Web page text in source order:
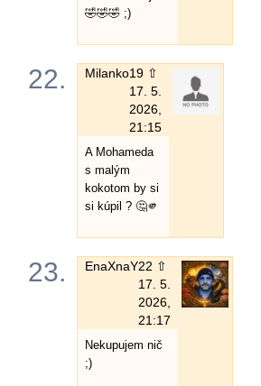
🤣🤣🤣 ;)
22. Milanko19 ⇧
17. 5.
2026,
21:15
A Mohameda
s malým
kokotom by si
si kúpil ? 🤔🫵
23. EnaXnaY22 ⇧
17. 5.
2026,
21:17
Nekupujem nič
;)